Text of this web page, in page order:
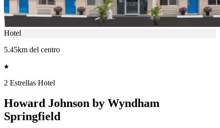
Hotel
5.45km del centro
2 Estrellas Hotel
Howard Johnson by Wyndham
Springfield